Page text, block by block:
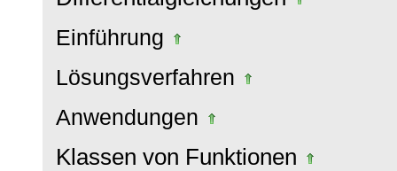
Einführung
Lösungsverfahren
Anwendungen
Klassen von Funktionen